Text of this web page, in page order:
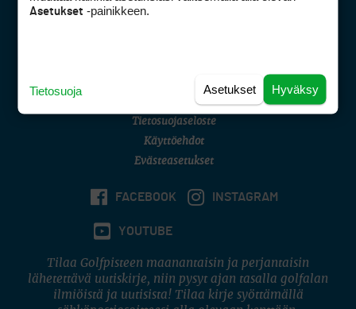
Asiakaspalvelu
(digi) digi@otavamedia.fi
Tietosuojaseloste
Käyttöehdot
Evästeasetukset
FACEBOOK INSTAGRAM
YOUTUBE
Tilaa Golfpisteen maanantaisin ja perjantaisin
lähetettävä uutiskirje, niin pysyt ajan tasalla golfalan
ilmiöistä ja uutisista! Tilaa kirje syöttämällä
Asetukset -painikkeen.
Hyväksy
Asetukset
Tietosuoja